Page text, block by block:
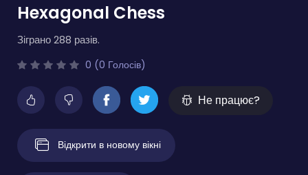
Hexagonal Chess
Зіграно 288 разів.
0 (0 Голосів)
Не працює?
Відкрити в новому вікні